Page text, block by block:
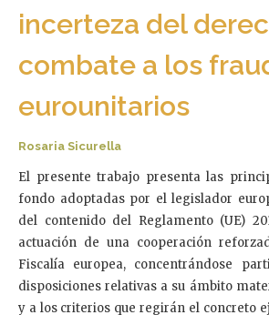
incerteza del
combate a los
eurounitarios
Rosaria Sicurella
El presente trabajo presenta las
fondo adoptadas por el legislador
del contenido del Reglamento (UE)
actuación de una cooperación
Fiscalía europea, concentrándose
disposiciones relativas a su ámbito
y a los criterios que regirán el concreto